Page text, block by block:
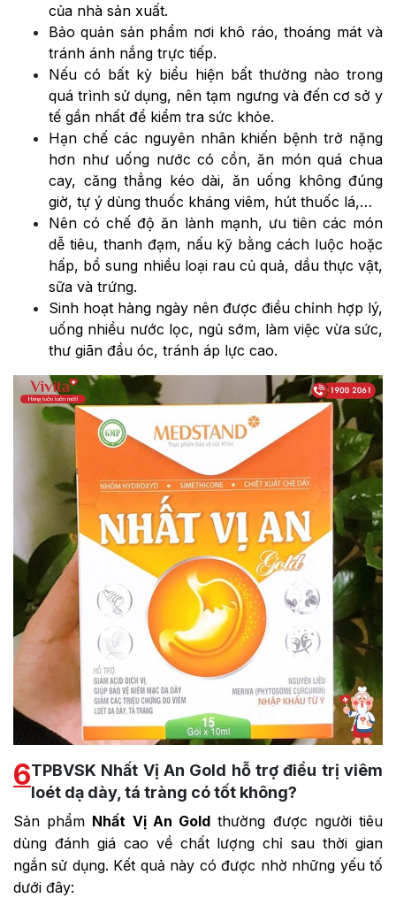
của nhà sản xuất.
Bảo quản sản phẩm nơi khô ráo, thoáng mát và
tránh ánh nắng trực tiếp.
Nếu có bất kỳ biểu hiện bất thường nào trong
quá trình sử dụng, nên tạm ngưng và đến cơ sở y
tế gần nhất để kiểm tra sức khỏe.
Hạn chế các nguyên nhân khiến bệnh trở nặng
hơn như uống nước có cồn, ăn món quá chua
cay, căng thẳng kéo dài, ăn uống không đúng
giờ, tự ý dùng thuốc kháng viêm, hút thuốc lá,…
Nên có chế độ ăn lành mạnh, ưu tiên các món
dễ tiêu, thanh đạm, nấu kỹ bằng cách luộc hoặc
hấp, bổ sung nhiều loại rau củ quả, dầu thực vật,
sữa và trứng.
Sinh hoạt hàng ngày nên được điều chỉnh hợp lý,
uống nhiều nước lọc, ngủ sớm, làm việc vừa sức,
thư giãn đầu óc, tránh áp lực cao.
6TPBVSK Nhất Vị An Gold hỗ trợ điều trị viêm
loét dạ dày, tá tràng có tốt không?
Sản phẩm Nhất Vị An Gold thường được người tiêu
dùng đánh giá cao về chất lượng chỉ sau thời gian
ngắn sử dụng. Kết quả này có được nhờ những yếu tố
dưới đây: